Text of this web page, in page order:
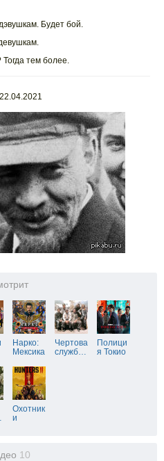
Будет бой.
тем более.
Нарко:
Мексика
Чертова
служб…
Полици
я Токио
Охотник
и
10